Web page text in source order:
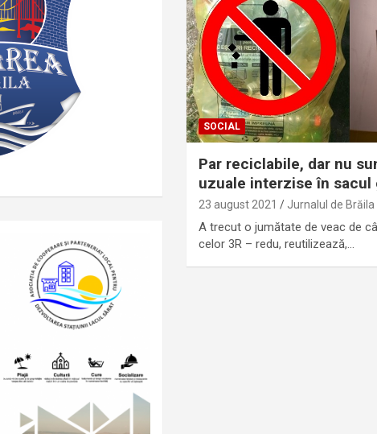
SOCIAL
Par reciclabile, dar nu
uzuale interzise în sacul
23 august 2021 Jurnalul de Brăila
A trecut o jumătate de veac de
celor 3R – redu, reutilizează,…